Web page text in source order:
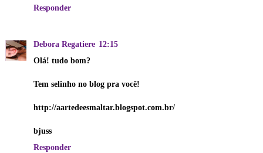
Responder
Debora Regatiere 12:15
Olá! tudo bom?
Tem selinho no blog pra você!
http://aartedeesmaltar.blogspot.com.br/
bjuss
Responder